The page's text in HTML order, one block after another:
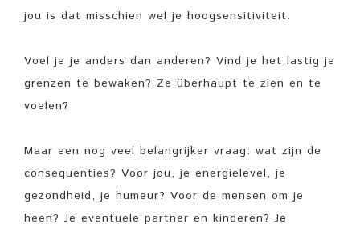
jou is dat misschien wel je hoogsensitiviteit.
Voel je je anders dan anderen? Vind je het lastig je
grenzen te bewaken? Ze überhaupt te zien en te
voelen?
Maar een nog veel belangrijker vraag: wat zijn de
consequenties? Voor jou, je energielevel, je
gezondheid, je humeur? Voor de mensen om je
heen? Je eventuele partner en kinderen? Je